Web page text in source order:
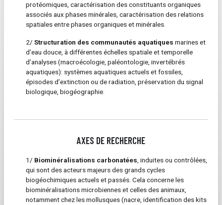
protéomiques, caractérisation des constituants organiques
associés aux phases minérales, caractérisation des relations
spatiales entre phases organiques et minérales.
2/ Structuration des communautés aquatiques marines et
d’eau douce, à différentes échelles spatiale et temporelle
d’analyses (macroécologie, paléontologie, invertébrés
aquatiques): systèmes aquatiques actuels et fossiles,
épisodes d’extinction ou de radiation, préservation du signal
biologique, biogéographie.
AXES DE RECHERCHE
1/ Biominéralisations carbonatées , induites ou contrôlées,
qui sont des acteurs majeurs des grands cycles
biogéochimiques actuels et passés. Cela concerne les
biominéralisations microbiennes et celles des animaux,
notamment chez les mollusques (nacre, identification des kits